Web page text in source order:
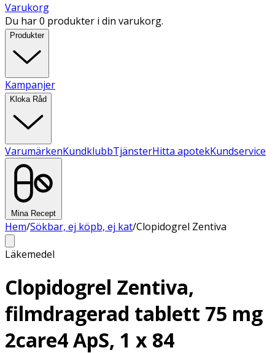
Varukorg
Du har 0 produkter i din varukorg.
Produkter
Kampanjer
Kloka Råd
VarumärkenKundklubbTjänsterHitta apotekKundservice
Mina Recept
Hem/Sökbar, ej köpb, ej kat/Clopidogrel Zentiva
Läkemedel
Clopidogrel Zentiva,
filmdragerad tablett 75 mg
2care4 ApS, 1 x 84